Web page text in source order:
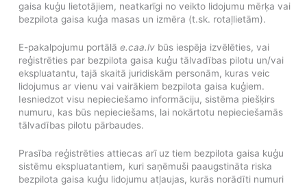
gaisa kuģu lietotājiem, neatkarīgi no veikto lidojumu mērķa vai
bezpilota gaisa kuģa masas un izmēra (t.sk. rotaļlietām).
E-pakalpojumu portālāe.caa.lv būs iespēja izvēlēties, vai
reģistrēties par bezpilota gaisa kuģu tālvadības pilotu un/vai
ekspluatantu, tajā skaitā juridiskām personām, kuras veic
lidojumus ar vienu vai vairākiem bezpilota gaisa kuģiem.
Iesniedzot visu nepieciešamo informāciju, sistēma piešķirs
numuru, kas būs nepieciešams, lai nokārtotu nepieciešamās
tālvadības pilotu pārbaudes.
Prasība reģistrēties attiecas arī uz tiem bezpilota gaisa kuģu
sistēmu ekspluatantiem, kuri saņēmuši paaugstināta riska
bezpilota gaisa kuģu lidojumu atļaujas, kurās norādīti numuri